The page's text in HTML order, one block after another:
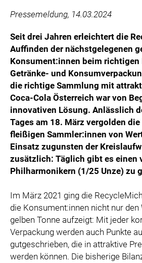
COCA COLA
PRESSEKONTAKT
Pressemeldung, 14.03.2024
Seit drei Jahren erleichtert die
Auffinden der nächstgelegenen
Konsument:innen beim richtigen
Getränke- und
die richtige Sammlung mit
Coca-Cola Österreich war von
innovativen Lösung. Anlässlich
Tages am 18. März vergolden
fleißigen Sammler:innen von
Einsatz zugunsten der
zusätzlich: Täglich gibt es einen
Philharmonikern (1/25 Unze) zu
Im März 2021 ging die
die Konsument:innen nicht nur den
gelben Tonne aufzeigt: Mit jeder
Verpackung werden auch Punkte
gutgeschrieben, die in attraktive
werden können. Die bisherige